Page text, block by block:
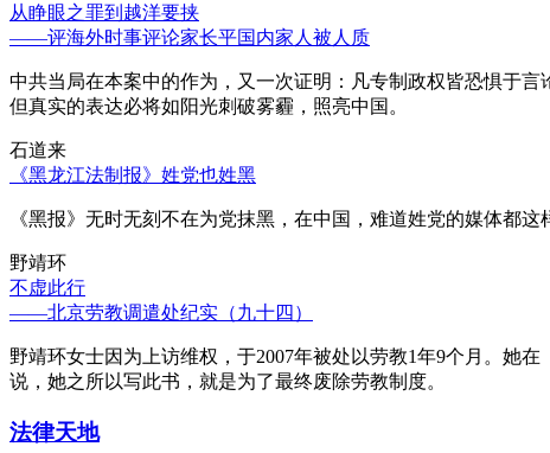
从睁眼之罪到越洋要挟
——评海外时事评论家长平国内家人被人质
中共当局在本案中的作为，又一次证明：凡专制政权皆恐惧于
但真实的表达必将如阳光刺破雾霾，照亮中国。
石道来
《黑龙江法制报》姓党也姓黑
《黑报》无时无刻不在为党抹黑，在中国，难道姓党的媒体都
野靖环
不虚此行
——北京劳教调遣处纪实（九十四）
野靖环女士因为上访维权，于2007年被处以劳教1年9个月。她
说，她之所以写此书，就是为了最终废除劳教制度。
法律天地